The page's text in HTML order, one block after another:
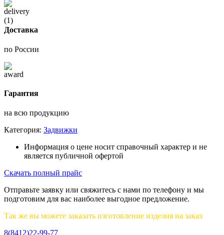
Доставка
по России
Гарантия
на всю продукцию
Категория: Задвижки
Информация о цене носит справочный характер и не
является публичной офертой
Скачать полный прайс
Отправьте заявку или свяжитесь с нами по телефону и мы
подготовим для вас наиболее выгодное предложение.
Так же вы можете заказать изготовление изделия на заказ
8(8412)22-99-77